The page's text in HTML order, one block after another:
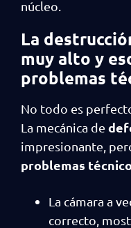
núcleo.
La
muy alto y
problemas
No todo es
La mecánica de
impresionante,
problemas
La cámara a
correcto,